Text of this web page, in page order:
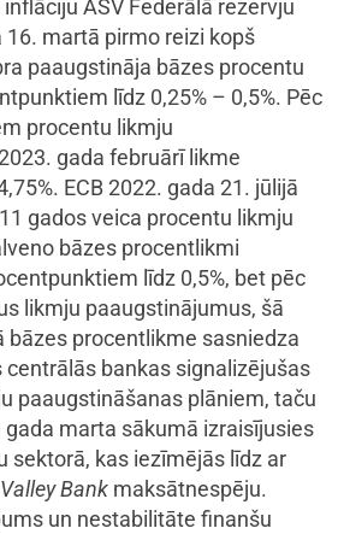
ASV Federālā rezervju
martā pirmo reizi kopš
paaugstināja bāzes procentu
līdz 0,25% – 0,5%. Pēc
procentu likmju
gada februārī likme
ECB 2022. gada 21. jūlijā
gados veica procentu likmju
bāzes procentlikmi
līdz 0,5%, bet pēc
likmju paaugstinājumus, šā
bāzes procentlikme sasniedza
centrālās bankas signalizējušas
paaugstināšanas plāniem, taču
marta sākumā izraisījusies
sektorā, kas iezīmējās līdz ar
Bank maksātnespēju.
un nestabilitāte finanšu